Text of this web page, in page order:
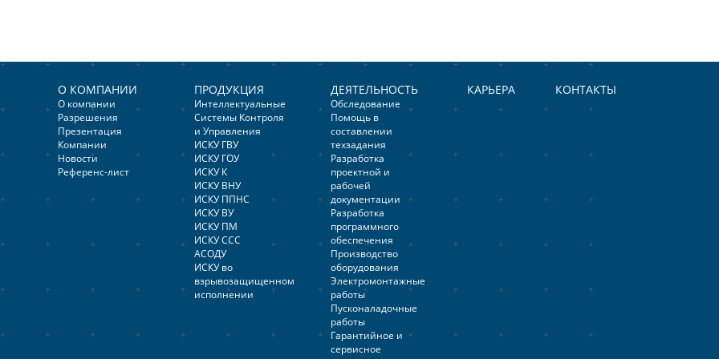
О КОМПАНИИ
О компании
Разрешения
Презентация
Компании
Новости
Референс-лист
ПРОДУКЦИЯ
Интеллектуальные
Системы Контроля
и Управления
ИСКУ ГВУ
ИСКУ ГОУ
ИСКУ К
ИСКУ ВНУ
ИСКУ ППНС
ИСКУ ВУ
ИСКУ ПМ
ИСКУ ССС
АСОДУ
ИСКУ во
взрывозащищенном
исполнении
ДЕЯТЕЛЬНОСТЬ
Обследование
Помощь в
составлении
техзадания
Разработка
проектной и
рабочей
документации
Разработка
программного
обеспечения
Производство
оборудования
Электромонтажные
работы
Пусконаладочные
работы
Гарантийное и
сервисное
КАРЬЕРА КОНТАКТЫ